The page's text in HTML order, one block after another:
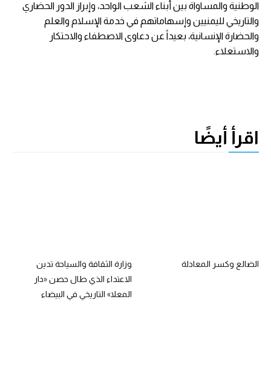
الوطنية والمساواة بين أبناء الشعب الواحد، وإبراز الدور الحضاري
والتاريخي لليمنيين وإسهاماتهم في خدمة الإسلام والعلم
والحضارة الإنسانية، بعيداً عن دعاوى الاصطفاء والاحتكار
والاستعلاء.
اقرأ أيضًا
الضالع وكسر المعادلة
وزارة الثقافة والسياحة تدين
الاعتداء الذي طال حصن «دار
المعلا» التاريخي في البيضاء